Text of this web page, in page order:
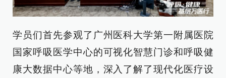
学员们首先参观了广州医科大学第一附属医院
国家呼吸医学中心的可视化智慧门诊和呼吸健
康大数据中心等地，深入了解了现代化医疗设